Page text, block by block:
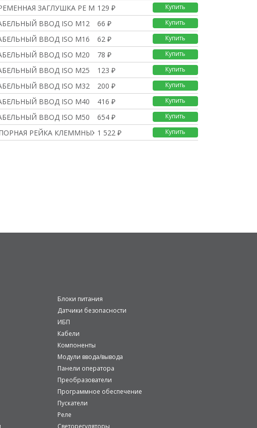
ЗАГЛУШКА PE M40129 ₽ Купить
ВВОД ISO M12 66 ₽ Купить
ВВОД ISO M16 62 ₽ Купить
ВВОД ISO M20 78 ₽ Купить
ВВОД ISO M25 123 ₽ Купить
ВВОД ISO M32 200 ₽ Купить
ВВОД ISO M40 416 ₽ Купить
ВВОД ISO M50 654 ₽ Купить
РЕЙКА КЛЕММНЫХ БЛОКОВ
1 522 ₽ Купить
Блоки питания
Датчики безопасности
ИБП
Кабели
Компоненты
Модули ввода/вывода
Панели оператора
Преобразователи
Программное обеспечение
Пускатели
Реле
Светорегуляторы